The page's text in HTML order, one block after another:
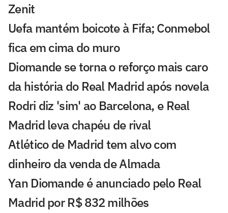
Zenit
Uefa mantém boicote à Fifa; Conmebol
fica em cima do muro
Diomande se torna o reforço mais caro
da história do Real Madrid após novela
Rodri diz 'sim' ao Barcelona, e Real
Madrid leva chapéu de rival
Atlético de Madrid tem alvo com
dinheiro da venda de Almada
Yan Diomande é anunciado pelo Real
Madrid por R$ 832 milhões